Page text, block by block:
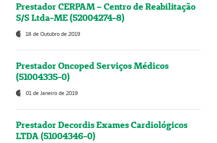
Prestador CERPAM – Centro de Reabilitação
S/S Ltda-ME (52004274-8)
18 de Outubro de 2019
Prestador Oncoped Serviços Médicos
(51004335-0)
01 de Janeiro de 2019
Prestador Decordis Exames Cardiológicos
LTDA (51004346-0)